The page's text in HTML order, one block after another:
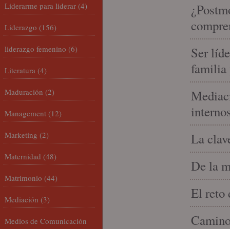
Ser
familia
La
De la
El reto
Liderarme para liderar (4)
Liderazgo (156)
liderazgo femenino (6)
Literatura (4)
Maduración (2)
Management (12)
Marketing (2)
Maternidad (48)
Matrimonio (44)
Mediación (3)
Medios de Comunicación